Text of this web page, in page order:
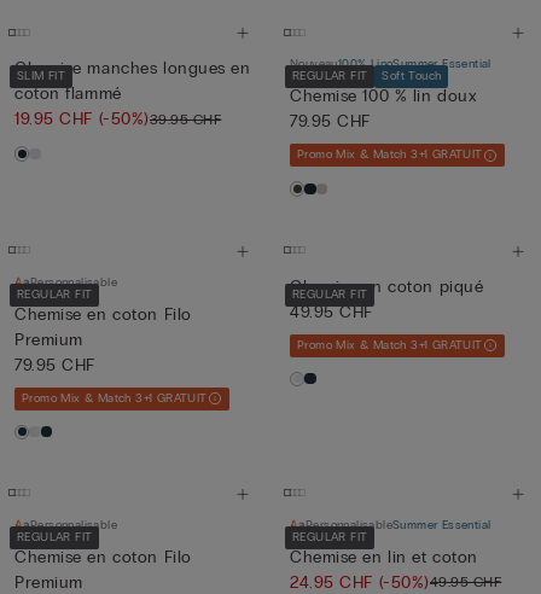
SLIM FIT
Chemise manches longues en
coton flammé
19.95 CHF (-50%)39.95 CHF
REGULAR FIT Soft Touch
Nouveau100% LinoSummer Essential
Chemise 100 % lin doux
79.95 CHF
Promo Mix & Match 3+1 GRATUIT
REGULAR FIT
Personnalisable
Chemise en coton Filo
Premium
79.95 CHF
Promo Mix & Match 3+1 GRATUIT
REGULAR FIT
Chemise en coton piqué
49.95 CHF
Promo Mix & Match 3+1 GRATUIT
REGULAR FIT
Personnalisable
Chemise en coton Filo
Premium
REGULAR FIT
PersonnalisableSummer Essential
Chemise en lin et coton
24.95 CHF (-50%)49.95 CHF